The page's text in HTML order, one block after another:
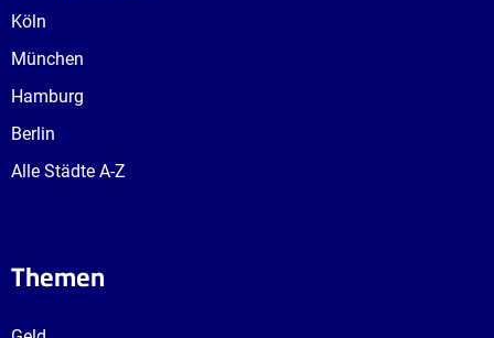
Köln
München
Hamburg
Berlin
Alle Städte A-Z
Themen